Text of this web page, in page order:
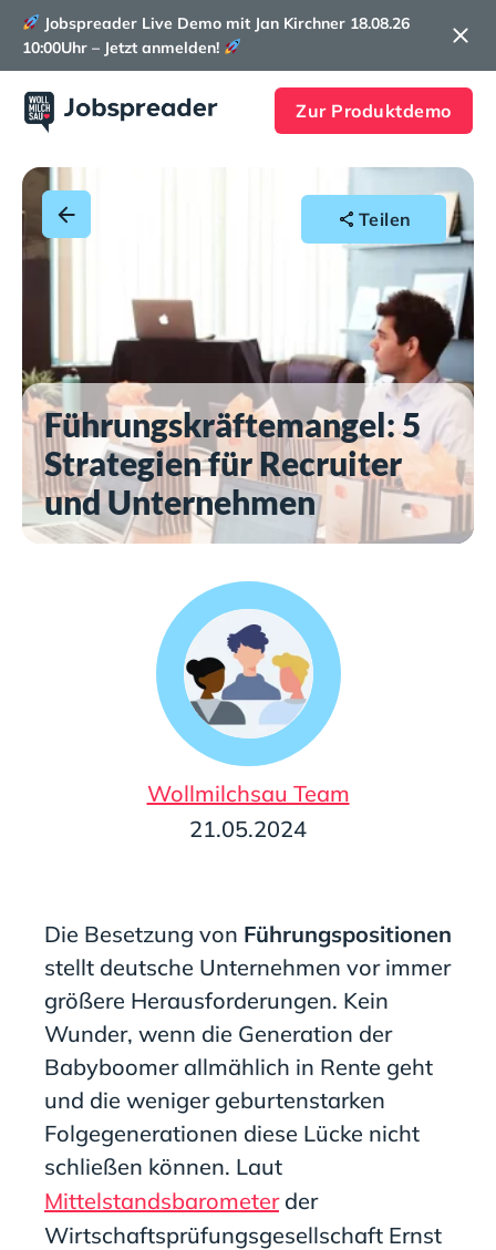
Jobspreader Live Demo mit Jan Kirchner 18.08.26
10:00Uhr – Jetzt anmelden!
Zur Produktdemo
Teilen
Führungskräftemangel: 5
Strategien für Recruiter
und Unternehmen
Wollmilchsau Team
21.05.2024
Die Besetzung von Führungspositionen
stellt deutsche Unternehmen vor immer
größere Herausforderungen. Kein
Wunder, wenn die Generation der
Babyboomer allmählich in Rente geht
und die weniger geburtenstarken
Folgegenerationen diese Lücke nicht
schließen können. Laut
Mittelstandsbarometerder
Wirtschaftsprüfungsgesellschaft Ernst